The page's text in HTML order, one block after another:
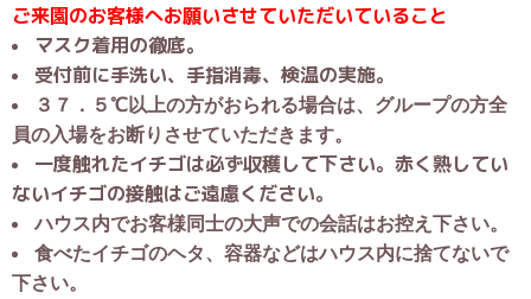
ご来園のお客様へお願いさせていただいていること
マスク着用の徹底。
受付前に手洗い、手指消毒、検温の実施。
３７．５℃以上の方がおられる場合は、グループの方全
員の入場をお断りさせていただきます。
一度触れたイチゴは必ず収穫して下さい。赤く熟してい
ないイチゴの接触はご遠慮ください。
ハウス内でお客様同士の大声での会話はお控え下さい。
食べたイチゴのヘタ、容器などはハウス内に捨てないで
下さい。